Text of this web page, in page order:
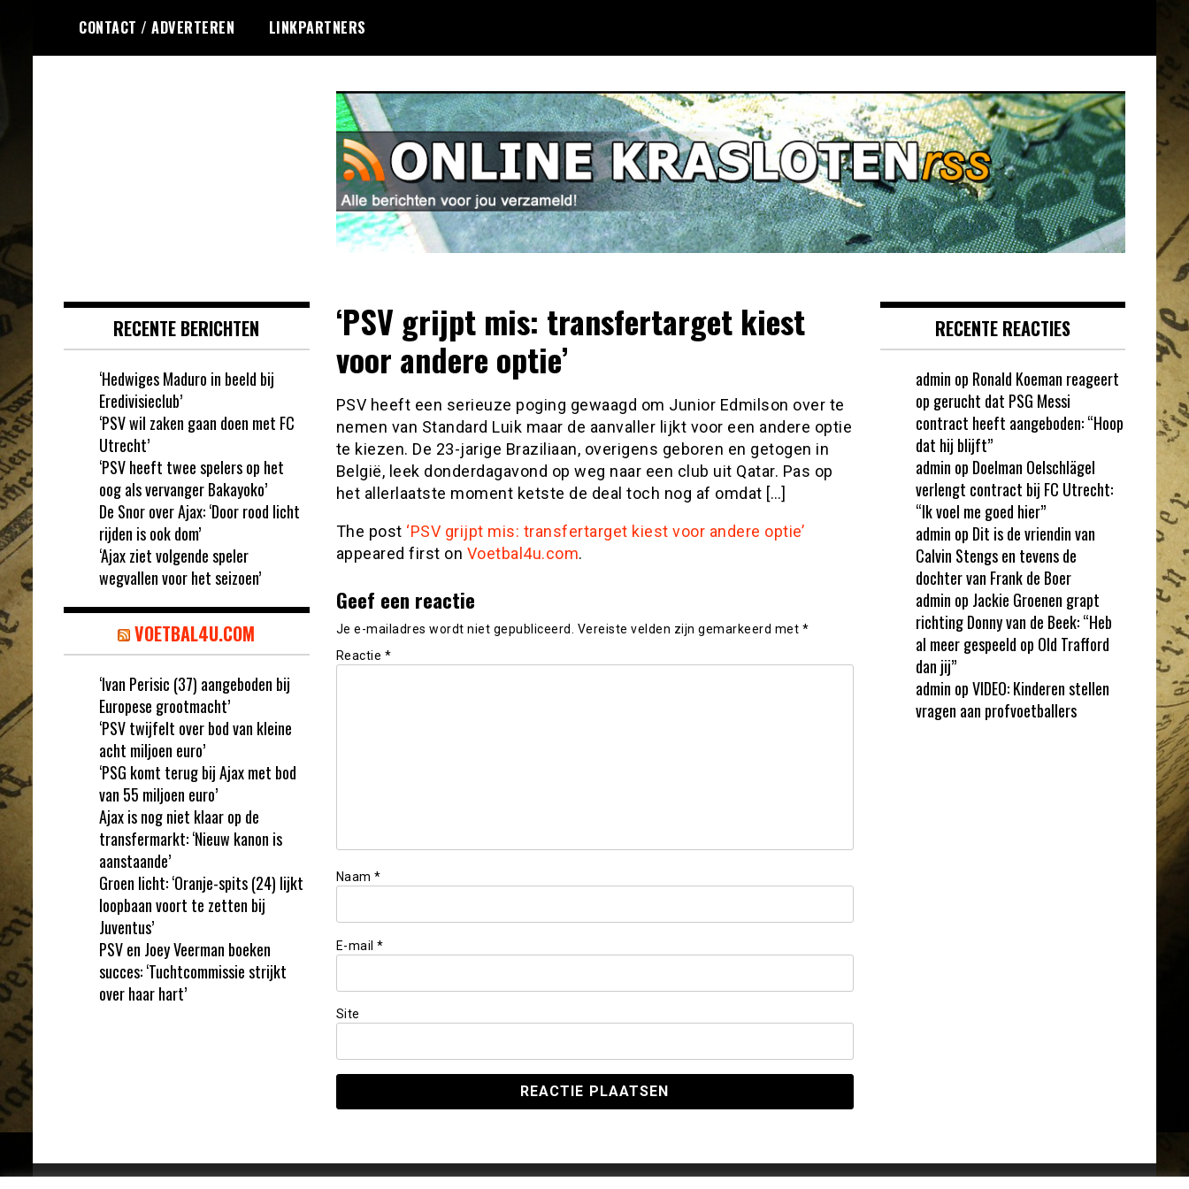
de
CONTACT / ADVERTEREN LINKPARTNERS
‘PSV grijpt mis: transfertarget kiest
voor andere optie’
PSV heeft een serieuze poging gewaagd om Junior Edmilson over te
nemen van Standard Luik maar de aanvaller lijkt voor een andere optie
te kiezen. De 23-jarige Braziliaan, overigens geboren en getogen in
België, leek donderdagavond op weg naar een club uit Qatar. Pas op
het allerlaatste moment ketste de deal toch nog af omdat […]
The post ‘PSV grijpt mis: transfertarget kiest voor andere optie’
appeared first on Voetbal4u.com.
Geef een reactie
Je e-mailadres wordt niet gepubliceerd. Vereiste velden zijn gemarkeerd met *
Reactie *
Naam *
E-mail *
Site
RECENTE BERICHTEN
‘Hedwiges Maduro in beeld bij
Eredivisieclub’
‘PSV wil zaken gaan doen met FC
Utrecht’
‘PSV heeft twee spelers op het
oog als vervanger Bakayoko’
De Snor over Ajax: ‘Door rood licht
rijden is ook dom’
‘Ajax ziet volgende speler
wegvallen voor het seizoen’
VOETBAL4U.COM
‘Ivan Perisic (37) aangeboden bij
Europese grootmacht’
‘PSV twijfelt over bod van kleine
acht miljoen euro’
‘PSG komt terug bij Ajax met bod
van 55 miljoen euro’
Ajax is nog niet klaar op de
transfermarkt: ‘Nieuw kanon is
aanstaande’
Groen licht: ‘Oranje-spits (24) lijkt
loopbaan voort te zetten bij
Juventus’
PSV en Joey Veerman boeken
succes: ‘Tuchtcommissie strijkt
over haar hart’
RECENTE REACTIES
admin op Ronald Koeman reageert
op gerucht dat PSG Messi
contract heeft aangeboden: “Hoop
dat hij blijft”
admin op Doelman Oelschlägel
verlengt contract bij FC Utrecht:
“Ik voel me goed hier”
admin op Dit is de vriendin van
Calvin Stengs en tevens de
dochter van Frank de Boer
admin op Jackie Groenen grapt
richting Donny van de Beek: “Heb
al meer gespeeld op Old Trafford
dan jij”
admin opVIDEO: Kinderen stellen
vragen aan profvoetballers